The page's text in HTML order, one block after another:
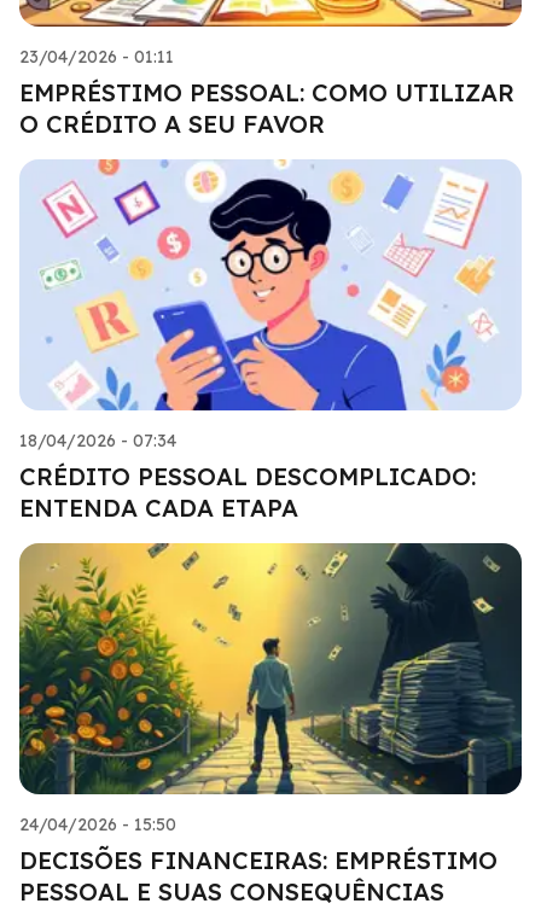
23/04/2026 - 01:11
EMPRÉSTIMO PESSOAL: COMO UTILIZAR
O CRÉDITO A SEU FAVOR
18/04/2026 - 07:34
CRÉDITO PESSOAL DESCOMPLICADO:
ENTENDA CADA ETAPA
24/04/2026 - 15:50
DECISÕES FINANCEIRAS: EMPRÉSTIMO
PESSOAL E SUAS CONSEQUÊNCIAS